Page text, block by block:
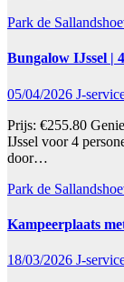
Park de
Bungalow IJssel |
05/04/2026 J-
Prijs: €255.80
IJssel voor 4
door…
Park de
Kampeerplaats
18/03/2026 J-